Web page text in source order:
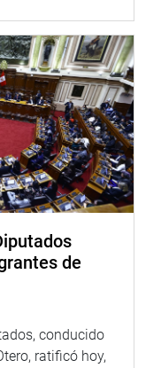
de
conducido
ratificó hoy,